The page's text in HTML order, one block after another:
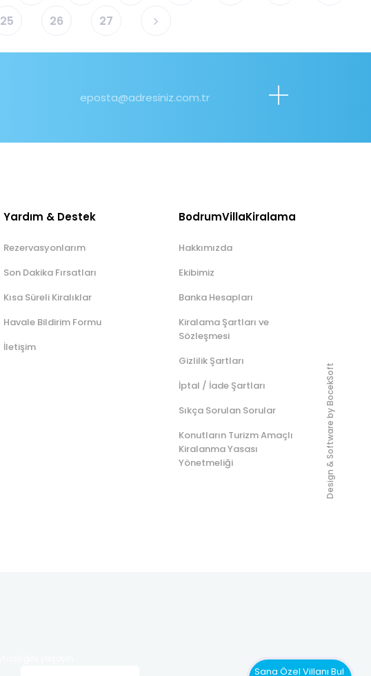
25 26 27
Yardım & Destek
Rezervasyonlarım
Son Dakika Fırsatları
Kısa Süreli Kiralıklar
Havale Bildirim Formu
İletişim
BodrumVillaKiralama
Hakkımızda
Ekibimiz
Banka Hesapları
Kiralama Şartları ve
Sözleşmesi
Gizlilik Şartları
İptal / İade Şartları
Sıkça Sorulan Sorular
Konutların Turizm Amaçlı
Kiralanma Yasası
Yönetmeliği
Design & Software by
BocekSoft
Sana Özel Villanı Bul